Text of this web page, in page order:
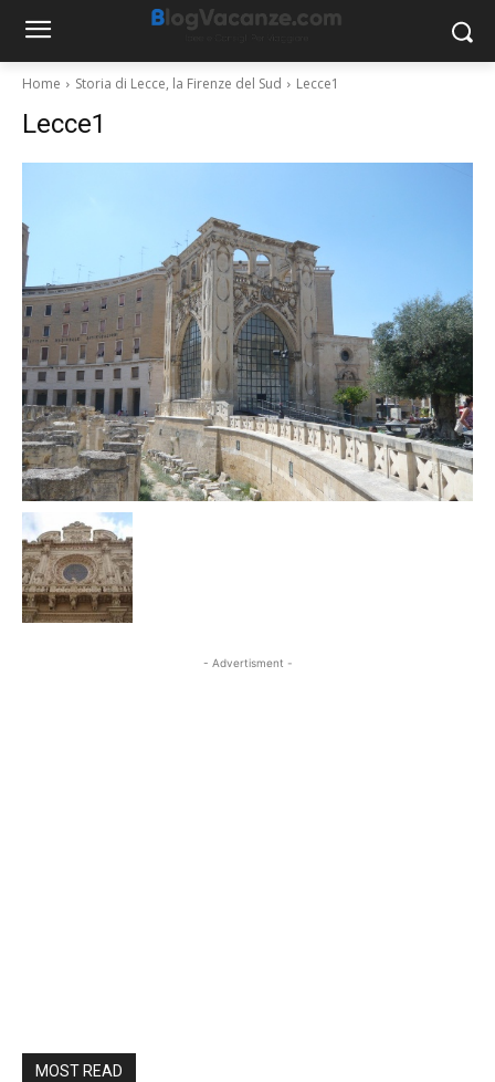
Home Storia di Lecce, la Firenze del Sud Lecce1
Lecce1
- Advertisment -
MOST READ